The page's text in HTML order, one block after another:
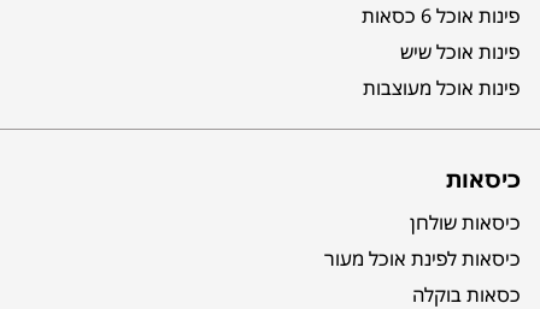
פינות אוכל 6 כסאות
פינות אוכל שיש
פינות אוכל מעוצבות
כיסאות
כיסאות שולחן
כיסאות לפינת אוכל מעור
כסאות בוקלה